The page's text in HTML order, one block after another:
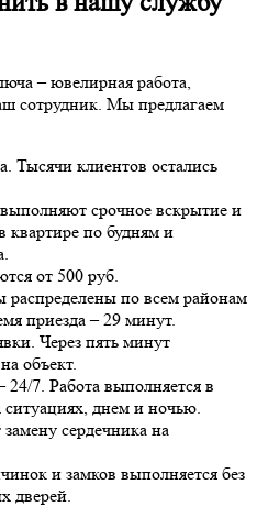
– ювелирная работа,
сотрудник. Мы предлагаем
Тысячи клиентов остались
срочное вскрытие и
квартире по будням и
от 500 руб.
распределены по всем районам
приезда – 29 минут.
Через пять минут
объект.
24/7. Работа выполняется в
днем и ночью.
сердечника на
и замков выполняется без
дверей.